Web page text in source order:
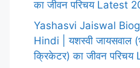
का जीवन परिचय Latest
Yashasvi Jaiswal
Hindi | यशस्वी जायसवाल
क्रिकेटर) का जीवन